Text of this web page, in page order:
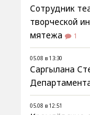
Сотрудник
творческой
мятежа
1
05.08 в 13:30
Саргылана
05.08 в 12:51